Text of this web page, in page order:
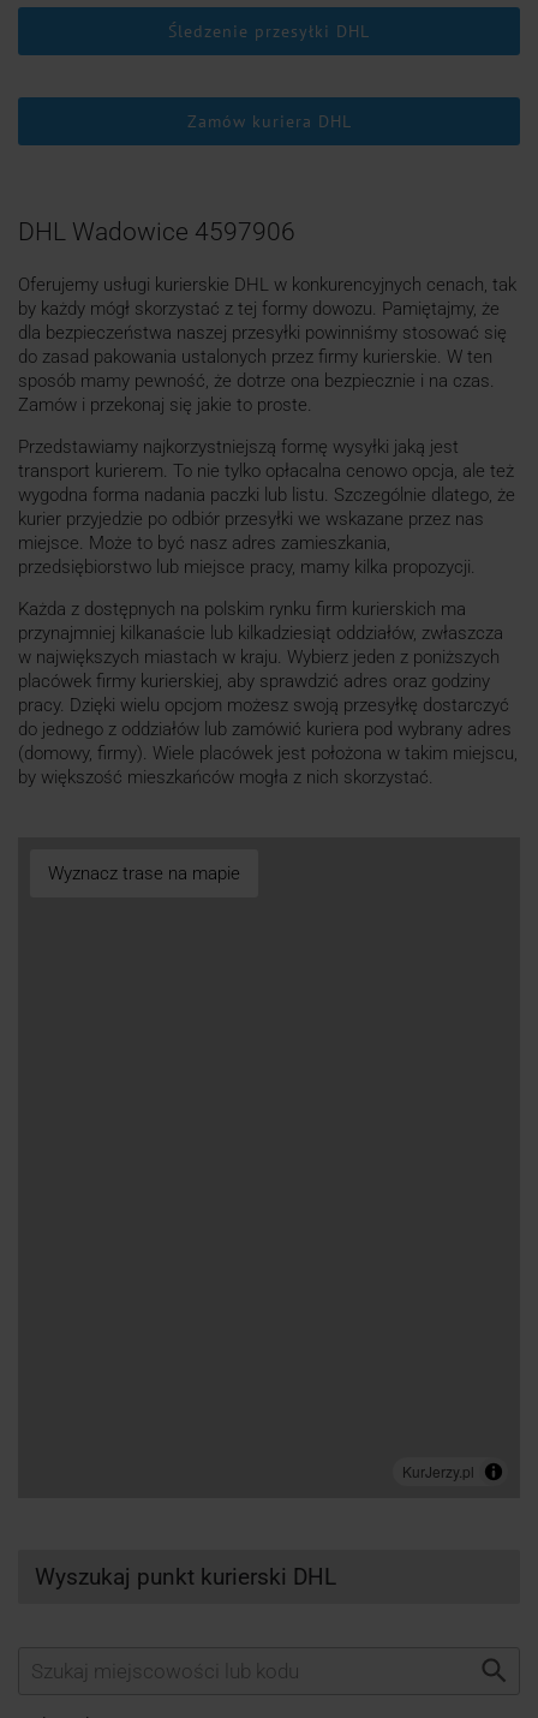
Śledzenie przesyłki DHL
Zamów kuriera DHL
DHL Wadowice 4597906
Oferujemy usługi kurierskie DHL w konkurencyjnych cenach, tak
by każdy mógł skorzystać z tej formy dowozu. Pamiętajmy, że
dla bezpieczeństwa naszej przesyłki powinniśmy stosować się
do zasad pakowania ustalonych przez firmy kurierskie. W ten
sposób mamy pewność, że dotrze ona bezpiecznie i na czas.
Zamów i przekonaj się jakie to proste.
Przedstawiamy najkorzystniejszą formę wysyłki jaką jest
transport kurierem. To nie tylko opłacalna cenowo opcja, ale też
wygodna forma nadania paczki lub listu. Szczególnie dlatego, że
kurier przyjedzie po odbiór przesyłki we wskazane przez nas
miejsce. Może to być nasz adres zamieszkania,
przedsiębiorstwo lub miejsce pracy, mamy kilka propozycji.
Każda z dostępnych na polskim rynku firm kurierskich ma
przynajmniej kilkanaście lub kilkadziesiąt oddziałów, zwłaszcza
w największych miastach w kraju. Wybierz jeden z poniższych
placówek firmy kurierskiej, aby sprawdzić adres oraz godziny
pracy. Dzięki wielu opcjom możesz swoją przesyłkę dostarczyć
do jednego z oddziałów lub zamówić kuriera pod wybrany adres
(domowy, firmy). Wiele placówek jest położona w takim miejscu,
by większość mieszkańców mogła z nich skorzystać.
Wyznacz trase na mapie
Wyszukaj punkt kurierski DHL